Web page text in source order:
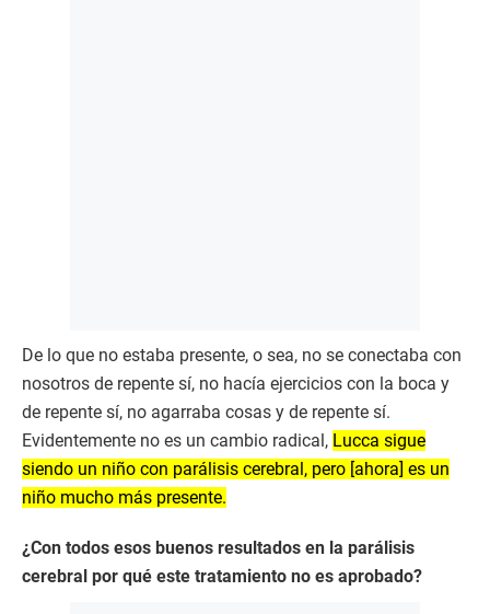
De lo que no estaba presente, o sea, no se conectaba con
nosotros de repente sí, no hacía ejercicios con la boca y
de repente sí, no agarraba cosas y de repente sí.
Evidentemente no es un cambio radical, Lucca sigue
siendo un niño con parálisis cerebral, pero [ahora] es un
niño mucho más presente.
¿Con todos esos buenos resultados en la parálisis
cerebral por qué este tratamiento no es aprobado?